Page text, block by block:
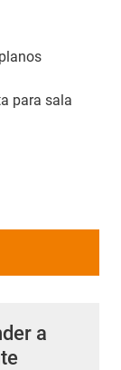
para sala
a